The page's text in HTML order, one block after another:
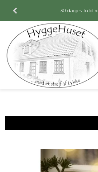
30 dages fuld returret